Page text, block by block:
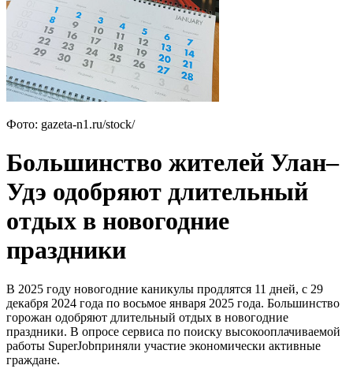
Фото: gazeta-n1.ru/stock/
Большинство жителей Улан–
Удэ одобряют длительный
отдых в новогодние
праздники
В 2025 году новогодние каникулы продлятся 11 дней, с 29
декабря 2024 года по восьмое января 2025 года. Большинство
горожан одобряют длительный отдых в новогодние
праздники. В опросе сервиса по поиску высокооплачиваемой
работы SuperJobприняли участие экономически активные
граждане.